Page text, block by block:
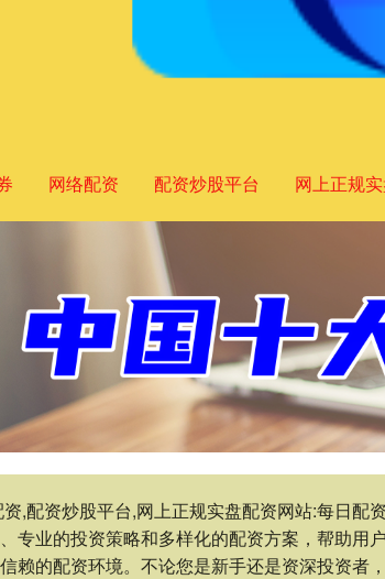
网络配资 配资炒股平台 网上正规
,配资炒股平台,网上正规实盘配资网站:每日
专业的投资策略和多样化的配资方案，帮助
赖的配资环境。不论您是新手还是资深投资者